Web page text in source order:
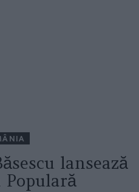
lansează
Populară